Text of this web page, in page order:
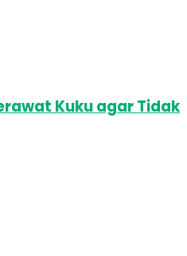
Kuku agar Tidak